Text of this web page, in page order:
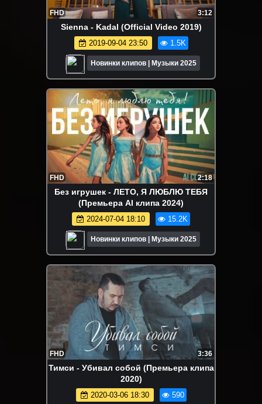
FHD 3:12
Sienna - Kadal (Official Video 2019)
2019-09-04 23:50 1.5K
Новинки клипов | Музыки 2025
FHD 2:18
Без игрушек - ЛЕТО, Я ЛЮБЛЮ ТЕБЯ
(Премьера AI клипа 2024)
2024-07-04 18:10 15.2K
Новинки клипов | Музыки 2025
FHD 3:36
Тимси - Убивал собой (Премьера клипа
2020)
2020-03-06 18:30 590